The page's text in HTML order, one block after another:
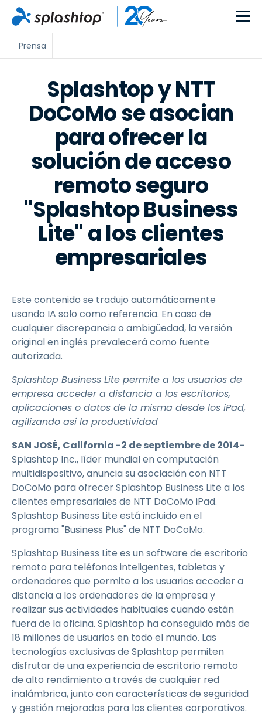
Prensa
Splashtop y NTT
DoCoMo se asocian
para ofrecer la
solución de acceso
remoto seguro
"Splashtop Business
Lite" a los clientes
empresariales
Este contenido se tradujo automáticamente
usando IA solo como referencia. En caso de
cualquier discrepancia o ambigüedad, la versión
original en inglés prevalecerá como fuente
autorizada.
Splashtop Business Lite permite a los usuarios de
empresa acceder a distancia a los escritorios,
aplicaciones o datos de la misma desde los iPad,
agilizando así la productividad
SAN JOSÉ, California -2 de septiembre de 2014-
Splashtop Inc., líder mundial en computación
multidispositivo, anuncia su asociación con NTT
DoCoMo para ofrecer Splashtop Business Lite a los
clientes empresariales de NTT DoCoMo iPad.
Splashtop Business Lite está incluido en el
programa "Business Plus" de NTT DoCoMo.
Splashtop Business Lite es un software de escritorio
remoto para teléfonos inteligentes, tabletas y
ordenadores que permite a los usuarios acceder a
distancia a los ordenadores de la empresa y
realizar sus actividades habituales cuando están
fuera de la oficina. Splashtop ha conseguido más de
18 millones de usuarios en todo el mundo. Las
tecnologías exclusivas de Splashtop permiten
disfrutar de una experiencia de escritorio remoto
de alto rendimiento a través de cualquier red
inalámbrica, junto con características de seguridad
y gestión mejoradas para los clientes corporativos.